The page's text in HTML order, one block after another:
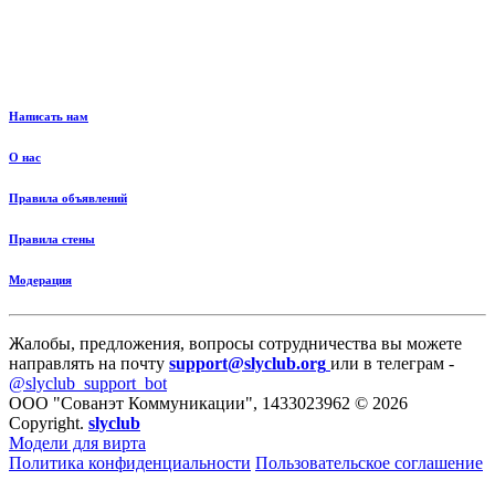
Написать нам
О нас
Правила объявлений
Правила стены
Модерация
Жалобы, предложения, вопросы сотрудничества вы можете
направлять на почту support@slyclub.org или в телеграм -
@slyclub_support_bot
ООО "Сованэт Коммуникации", 1433023962 © 2026
Copyright. slyclub
Модели для вирта
Политика конфиденциальности Пользовательское соглашение